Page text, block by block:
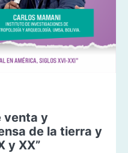
venta y
de la tierra y
y XX”